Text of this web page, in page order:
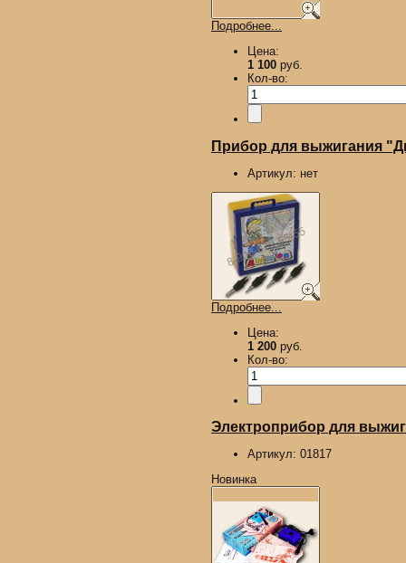
Подробнее...
Цена:
1 100 руб.
Кол-во:
Прибор для выжигания
Артикул: нет
Подробнее...
Цена:
1 200 руб.
Кол-во:
Электроприбор для
Артикул: 01817
Новинка